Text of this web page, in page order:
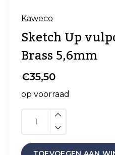
Kaweco
Sketch Up
Brass 5,6mm
€35,50
op voorraad